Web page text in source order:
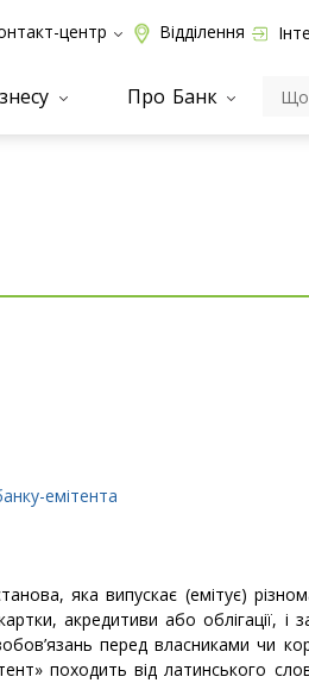
центр Відділення
Про Банк
емітента
яка випускає (емітує)
акредитиви або облігації, і
перед власниками чи
походить від латинського